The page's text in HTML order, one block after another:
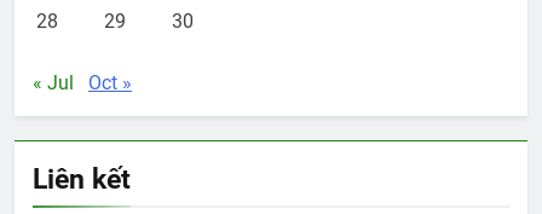
28
29 30
« Jul Oct »
Liên kết